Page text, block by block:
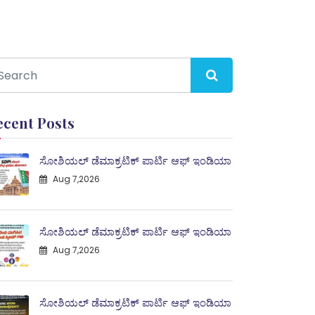
Posts
ಸೋಶಿಯಲ್ ಡೆಮಾಕ್ರಟಿಕ್ ಪಾರ್ಟಿ ಆಫ್ ಇಂಡಿಯಾ
Aug 7,2026
ಸೋಶಿಯಲ್ ಡೆಮಾಕ್ರಟಿಕ್ ಪಾರ್ಟಿ ಆಫ್ ಇಂಡಿಯಾ
Aug 7,2026
ಸೋಶಿಯಲ್ ಡೆಮಾಕ್ರಟಿಕ್ ಪಾರ್ಟಿ ಆಫ್ ಇಂಡಿಯಾ